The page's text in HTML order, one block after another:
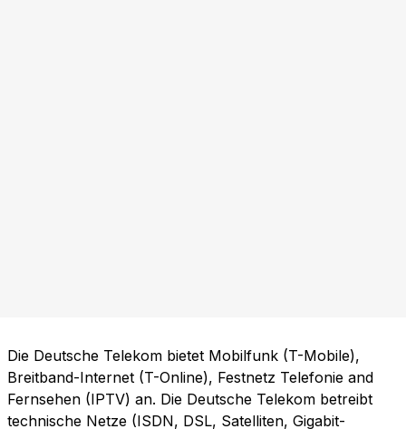
Die Deutsche Telekom bietet Mobilfunk (T-Mobile),
Breitband-Internet (T-Online), Festnetz Telefonie and
Fernsehen (IPTV) an. Die Deutsche Telekom betreibt
technische Netze (ISDN, DSL, Satelliten, Gigabit-